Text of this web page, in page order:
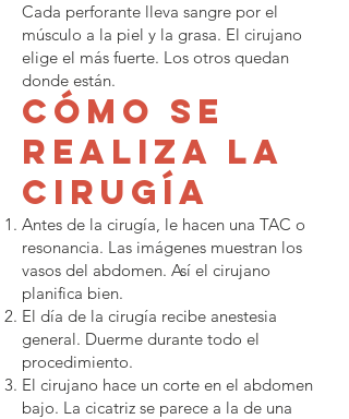
Cada perforante lleva sangre por el
músculo a la piel y la grasa. El cirujano
elige el más fuerte. Los otros quedan
donde están.
Cómo se
realiza la
cirugía
Antes de la cirugía, le hacen una TAC o
resonancia. Las imágenes muestran los
vasos del abdomen. Así el cirujano
planifica bien.
El día de la cirugía recibe anestesia
general. Duerme durante todo el
procedimiento.
El cirujano hace un corte en el abdomen
bajo. La cicatriz se parece a la de una